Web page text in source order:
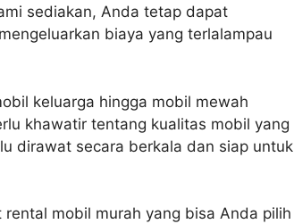
sediakan, Anda tetap dapat
biaya yang terlalampau
keluarga hingga mobil mewah
khawatir tentang kualitas mobil yang
dirawat secara berkala dan siap untuk
mobil murah yang bisa Anda pilih